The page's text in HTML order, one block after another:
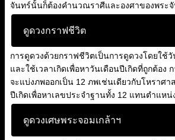
จันทร์นั้นก็ต้องคำนวณราศีและองศาของพระ
ดูดวงกราฟชีวิต
การดูดวงด้วยกราฟชีวิตเป็นการดูดวงโดยใช้
และใช้เวลาเกิดเพื่อหาวันเดือนปีเกิดที่ถูกต้อง
จะแบ่งภพออกเป็น 12 ภพเช่นเดียวกับโหราศ
ปีเกิดเพื่อหาเลขประจำฐานทั้ง 12 แทนตำแหน่
ดูดวงเศษพระจอมเกล้าฯ